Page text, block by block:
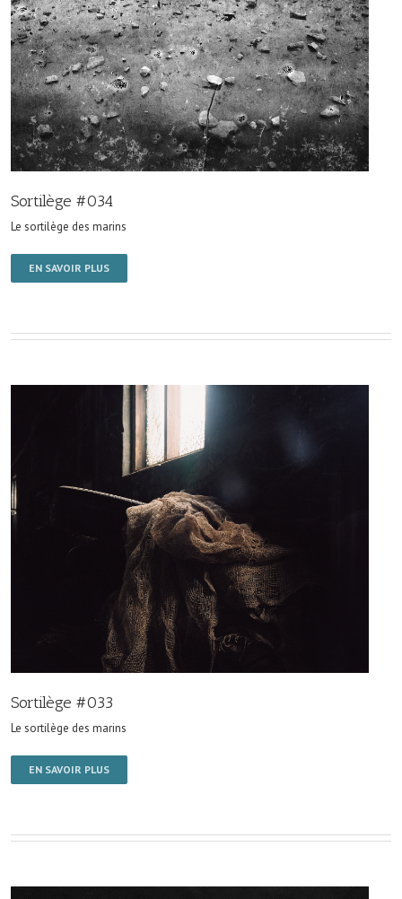
Sortilège #034
Le sortilège des marins
EN SAVOIR PLUS
Sortilège #033
Le sortilège des marins
EN SAVOIR PLUS